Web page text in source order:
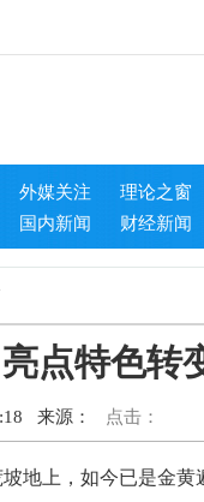
外媒关注 理论之窗
国内新闻 财经新闻
点特色转
来源： 点击：
地上，如今已是金